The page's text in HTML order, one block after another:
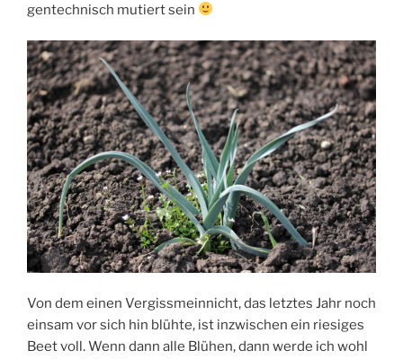
gentechnisch mutiert sein
Von dem einen Vergissmeinnicht, das letztes Jahr noch
einsam vor sich hin blühte, ist inzwischen ein riesiges
Beet voll. Wenn dann alle Blühen, dann werde ich wohl